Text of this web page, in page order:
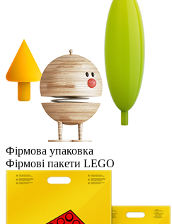
Фірмова упаковка
Фірмові пакети LEGO